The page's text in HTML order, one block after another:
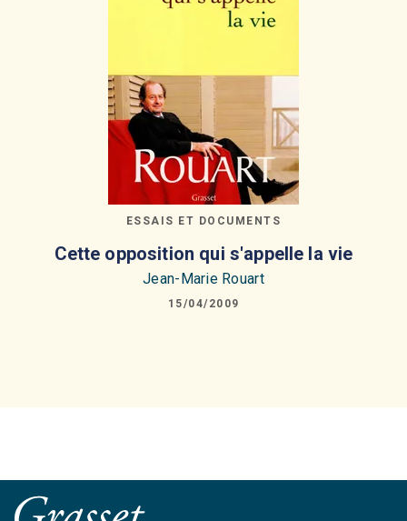
ESSAIS ET DOCUMENTS
Cette opposition qui s'appelle la vie
Jean-Marie Rouart
15/04/2009